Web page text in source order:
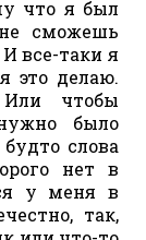
что я был
сможешь
все-таки я
это делаю.
Или чтобы
было
слова
нет в
у меня в
так,